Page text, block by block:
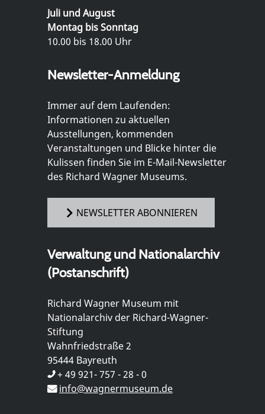
Juli und August
Montag bis Sonntag
10.00 bis 18.00 Uhr
Newsletter-Anmeldung
Immer auf dem Laufenden:
Informationen zu aktuellen
Ausstellungen, kommenden
Veranstaltungen und Blicke hinter die
Kulissen finden Sie im E-Mail-Newsletter
des Richard Wagner Museums.
NEWSLETTER ABONNIEREN
Verwaltung und Nationalarchiv
(Postanschrift)
Richard Wagner Museum mit
Nationalarchiv der Richard-Wagner-
Stiftung
Wahnfriedstraße 2
95444 Bayreuth
+ 49 921- 757 - 28 - 0
info@wagnermuseum.de